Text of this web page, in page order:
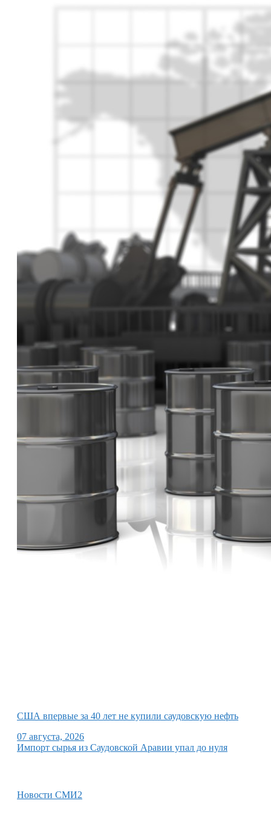
США впервые за 40 лет не купили саудовскую нефть
07 августа, 2026
Импорт сырья из Саудовской Аравии упал до нуля
Новости СМИ2